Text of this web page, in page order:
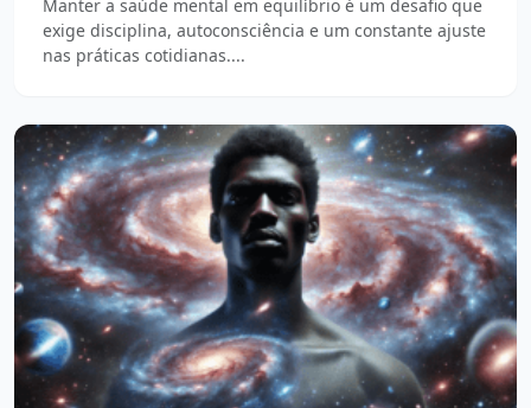
Manter a saúde mental em equilíbrio é um desafio que
exige disciplina, autoconsciência e um constante ajuste
nas práticas cotidianas....